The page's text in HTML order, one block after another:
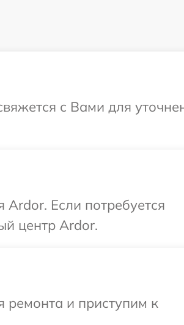
с Вами для
Если потребуется
центр Ardor.
ремонта и приступим к